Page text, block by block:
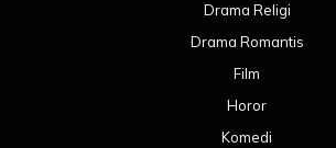
Drama Religi
Drama Romantis
Film
Horor
Komedi